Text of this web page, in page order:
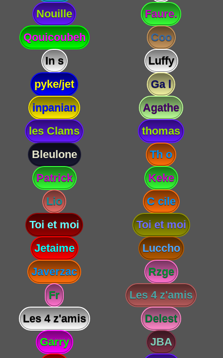
Nouille
Faure.
Qouicoubeh
Coo
In s
Luffy
pyke/jet
Ga l
inpanian
Agathe
les Clams
thomas
Bleulone
Th o
Patrick
Keke
Lio
C cile
Toi et moi
Toi et moi
Jetaime
Luccho
Javerzac
Rzge
Fr
Les 4 z'amis
Les 4 z'amis
Delest
Garry
JBA